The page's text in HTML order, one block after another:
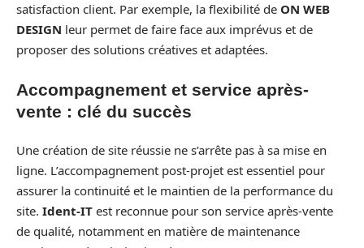
satisfaction client. Par exemple, la flexibilité de ON WEB
DESIGN leur permet de faire face aux imprévus et de
proposer des solutions créatives et adaptées.
Accompagnement et service après-
vente : clé du succès
Une création de site réussie ne s’arrête pas à sa mise en
ligne. L’accompagnement post-projet est essentiel pour
assurer la continuité et le maintien de la performance du
site. Ident-IT est reconnue pour son service après-vente
de qualité, notamment en matière de maintenance